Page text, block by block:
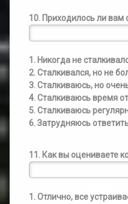
10. Приходилось ли вам
1. Никогда не
2. Сталкивался, но не
3. Сталкиваюсь, но
4. Сталкиваюсь время
5. Сталкиваюсь
6. Затрудняюсь
11. Как вы оцениваете
1. Отлично, все